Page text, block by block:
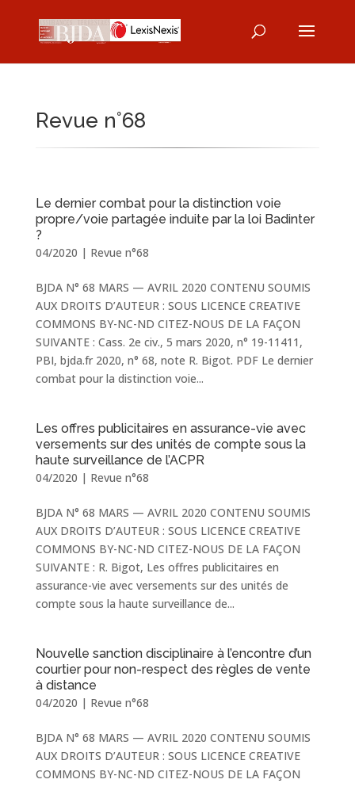
Revue n°68
Le dernier combat pour la distinction voie
propre/voie partagée induite par la loi Badinter
?
04/2020 | Revue n°68
BJDA N° 68 MARS — AVRIL 2020 CONTENU SOUMIS
AUX DROITS D’AUTEUR : SOUS LICENCE CREATIVE
COMMONS BY-NC-ND CITEZ-NOUS DE LA FAÇON
SUIVANTE : Cass. 2e civ., 5 mars 2020, n° 19-11411,
PBI, bjda.fr 2020, n° 68, note R. Bigot. PDF Le dernier
combat pour la distinction voie...
Les offres publicitaires en assurance-vie avec
versements sur des unités de compte sous la
haute surveillance de l’ACPR
04/2020 | Revue n°68
BJDA N° 68 MARS — AVRIL 2020 CONTENU SOUMIS
AUX DROITS D’AUTEUR : SOUS LICENCE CREATIVE
COMMONS BY-NC-ND CITEZ-NOUS DE LA FAÇON
SUIVANTE : R. Bigot, Les offres publicitaires en
assurance-vie avec versements sur des unités de
compte sous la haute surveillance de...
Nouvelle sanction disciplinaire à l’encontre d’un
courtier pour non-respect des règles de vente
à distance
04/2020 | Revue n°68
BJDA N° 68 MARS — AVRIL 2020 CONTENU SOUMIS
AUX DROITS D’AUTEUR : SOUS LICENCE CREATIVE
COMMONS BY-NC-ND CITEZ-NOUS DE LA FAÇON